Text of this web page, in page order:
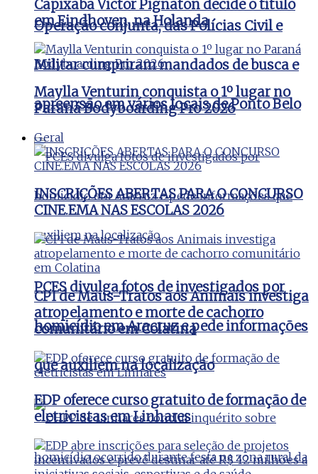
Operação conjunta, das Polícias Civil e
Militar cumpriram mandados de busca e
apreensão em vários locais de Ponto Belo
PCES divulga fotos de investigados por
homicídio em Aracruz e pede informações
que auxiliem na localização
Capixaba Victor Pignaton decide o título
em Eindhoven, na Holanda
Maylla Venturin conquista o 1º lugar no
Paraná Bodyboarding Pro 2026
Geral
INSCRIÇÕES ABERTAS PARA O CONCURSO
CINE.EMA NAS ESCOLAS 2026
CPI de Maus-Tratos aos Animais investiga
atropelamento e morte de cachorro
comunitário em Colatina
EDP oferece curso gratuito de formação de
eletricistas em Linhares